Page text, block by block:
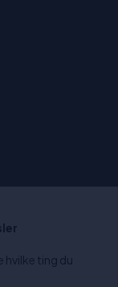
15:30.
hvilke ting du